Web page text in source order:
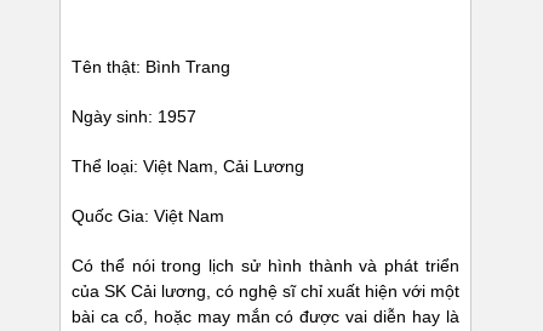
Tên thật: Bình Trang
Ngày sinh: 1957
Thể loại: Việt Nam, Cải Lương
Quốc Gia: Việt Nam
Có thể nói trong lịch sử hình thành và phát triển
của SK Cải lương, có nghệ sĩ chỉ xuất hiện với một
bài ca cổ, hoặc may mắn có được vai diễn hay là